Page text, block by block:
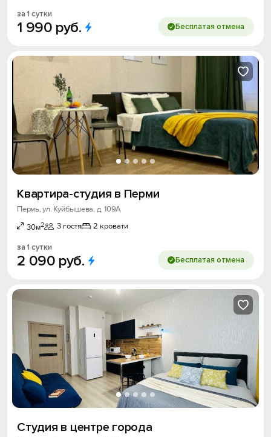
за 1 сутки
1 990 руб. Бесплатая отмена
Квартира-студия в Перми
Пермь, ул. Куйбышева, д. 109А
30м2 3 гостя 2 кровати
за 1 сутки
2 090 руб. Бесплатая отмена
Студия в центре города